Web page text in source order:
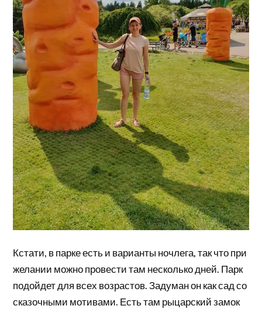
Кстати, в парке есть и варианты ночлега, так что при
желании можно провести там несколько дней. Парк
подойдет для всех возрастов. Задуман он как сад со
сказочными мотивами. Есть там рыцарский замок